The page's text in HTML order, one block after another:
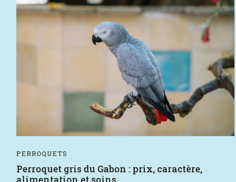
PERROQUETS
Perroquet gris du Gabon : prix, caractère,
alimentation et soins